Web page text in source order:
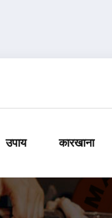
उपाय कारखाना